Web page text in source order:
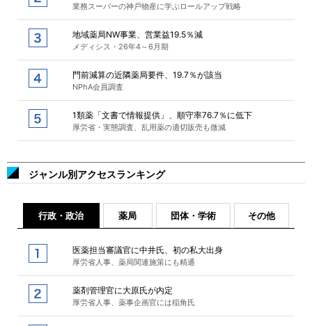
業務スーパーの神戸物産に学ぶロールアップ戦略
地域薬局NW事業、営業益19.5％減
メディシス・26年4～6月期
門前減算の近隣薬局要件、19.7％が該当
NPhA会員調査
1類薬「文書で情報提供」、順守率76.7％に低下
厚労省・実態調査、乱用薬の適切販売も微減
ジャンル別アクセスランキング
行政・政治 薬局 団体・学術 その他
医薬担当審議官に中井氏、初の私大出身
厚労省人事、薬局関連施策にも精通
薬剤管理官に大原氏が内定
厚労省人事、薬事企画官には稲角氏